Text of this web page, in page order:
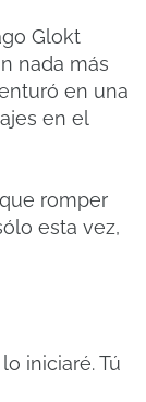
Glokt
nada más
en una
en el
romper
esta vez,
iniciaré. Tú